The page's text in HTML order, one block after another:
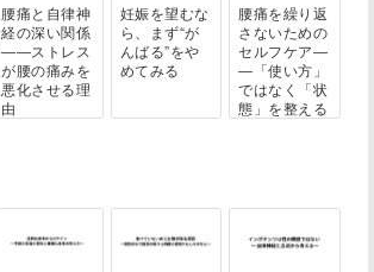
腰痛と自律神
経の深い関係
――ストレス
が腰の痛みを
悪化させる理
由
妊娠を望むな
ら、まず“が
んばる”をや
めてみる
腰痛を繰り返
さないための
セルフケア―
―「使い方」
ではなく「状
態」を整える